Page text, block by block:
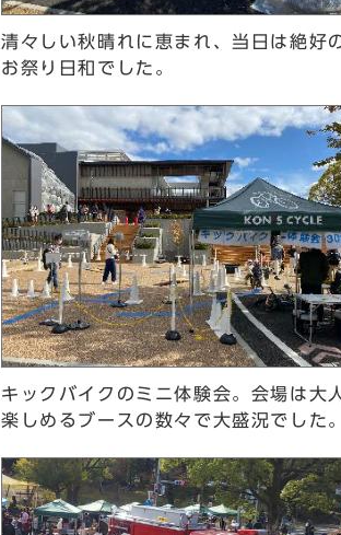
清々しい秋晴れに恵まれ、当日は絶好
お祭り日和でした。
キックバイクのミニ体験会。会場は大
楽しめるブースの数々で大盛況でした。